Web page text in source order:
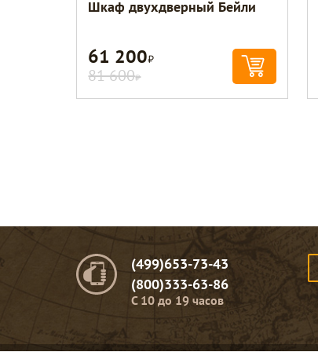
Шкаф двухдверный Бейли
61 200Р
81 600Р
(499)653-73-43
(800)333-63-86
C 10 до 19 часов